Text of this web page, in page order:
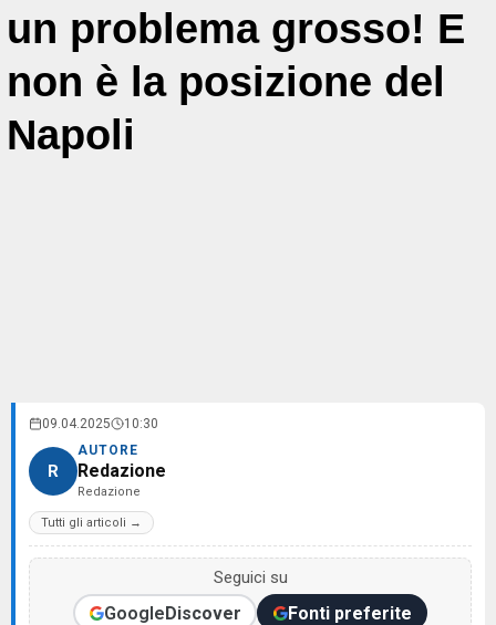
un problema grosso! E
non è la posizione del
Napoli
09.04.2025 10:30
R
AUTORE
Redazione
Redazione
Tutti gli articoli →
Seguici su
GoogleDiscover Fonti preferite